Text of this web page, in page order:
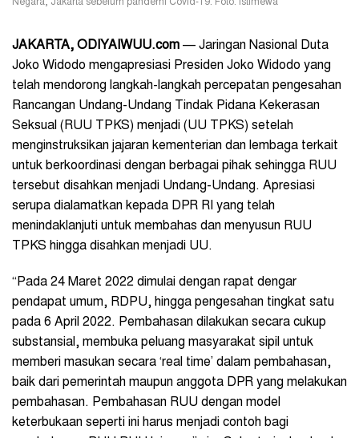
Negara, Jakarta sebelum pandemi Covid-19. Foto: Istimewa
JAKARTA, ODIYAIWUU.com — Jaringan Nasional Duta
Joko Widodo mengapresiasi Presiden Joko Widodo yang
telah mendorong langkah-langkah percepatan pengesahan
Rancangan Undang-Undang Tindak Pidana Kekerasan
Seksual (RUU TPKS) menjadi (UU TPKS) setelah
menginstruksikan jajaran kementerian dan lembaga terkait
untuk berkoordinasi dengan berbagai pihak sehingga RUU
tersebut disahkan menjadi Undang-Undang. Apresiasi
serupa dialamatkan kepada DPR RI yang telah
menindaklanjuti untuk membahas dan menyusun RUU
TPKS hingga disahkan menjadi UU.
“Pada 24 Maret 2022 dimulai dengan rapat dengar
pendapat umum, RDPU, hingga pengesahan tingkat satu
pada 6 April 2022. Pembahasan dilakukan secara cukup
substansial, membuka peluang masyarakat sipil untuk
memberi masukan secara ‘real time’ dalam pembahasan,
baik dari pemerintah maupun anggota DPR yang melakukan
pembahasan. Pembahasan RUU dengan model
keterbukaan seperti ini harus menjadi contoh bagi